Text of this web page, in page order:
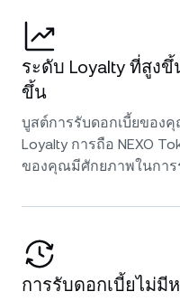
ระดับ Loyalty ที่สูง
ขึ้น
บูสต์การรับดอกเบี้ยของ
Loyalty การถือ NEXO
ของคุณมีศักยภาพในการ
การรับดอกเบี้ยไม่มี